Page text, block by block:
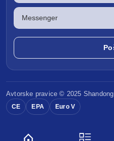
Avtorske pravice © 2025 Shandong
CE EPA Euro V